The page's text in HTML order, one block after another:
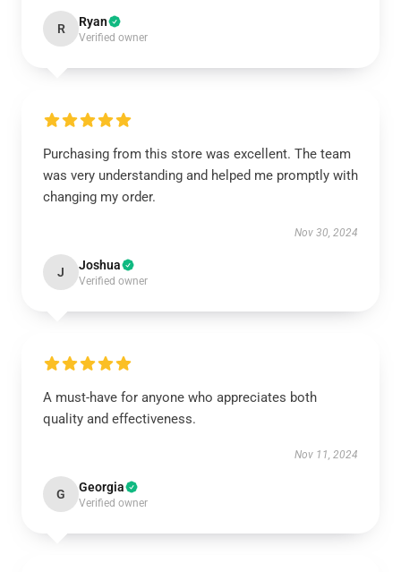
R Ryan
Verified owner
Purchasing from this store was excellent. The team
was very understanding and helped me promptly with
changing my order.
Nov 30, 2024
J Joshua
Verified owner
A must-have for anyone who appreciates both
quality and effectiveness.
Nov 11, 2024
G Georgia
Verified owner